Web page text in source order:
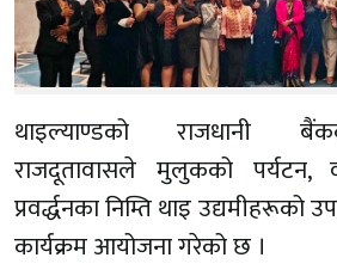
थाइल्याण्डको राजधानी
राजदूतावासले मुलुकको पर्यटन,
प्रवर्द्धनका निम्ति थाइ उद्यमीहरूको
कार्यक्रम आयोजना गरेको छ ।